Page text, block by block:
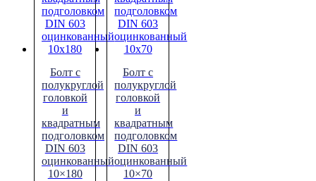
Болт с
полукруглой
головкой
и
квадратным
подголовком
DIN 603
оцинкованный
10×180
Болт с
полукруглой
головкой
и
квадратным
подголовком
DIN 603
оцинкованный
10×70